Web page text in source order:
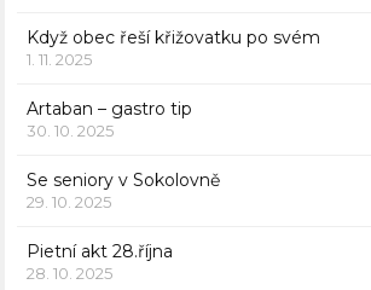
Když obec řeší křižovatku po svém
1. 11. 2025
Artaban – gastro tip
30. 10. 2025
Se seniory v Sokolovně
29. 10. 2025
Pietní akt 28.října
28. 10. 2025